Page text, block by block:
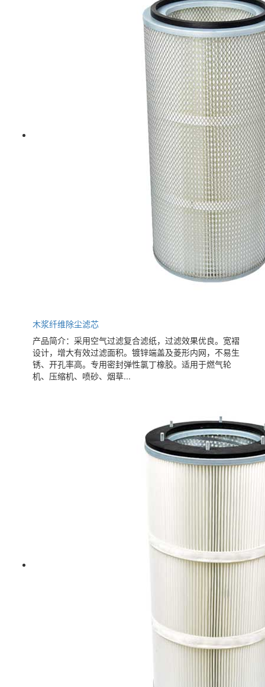
木浆纤维除尘滤芯
产品简介：采用空气过滤复合滤纸，过滤效果优良。宽褶
设计，增大有效过滤面积。镀锌端盖及菱形内网，不易生
锈、开孔率高。专用密封弹性氯丁橡胶。适用于燃气轮
机、压缩机、喷砂、烟草...